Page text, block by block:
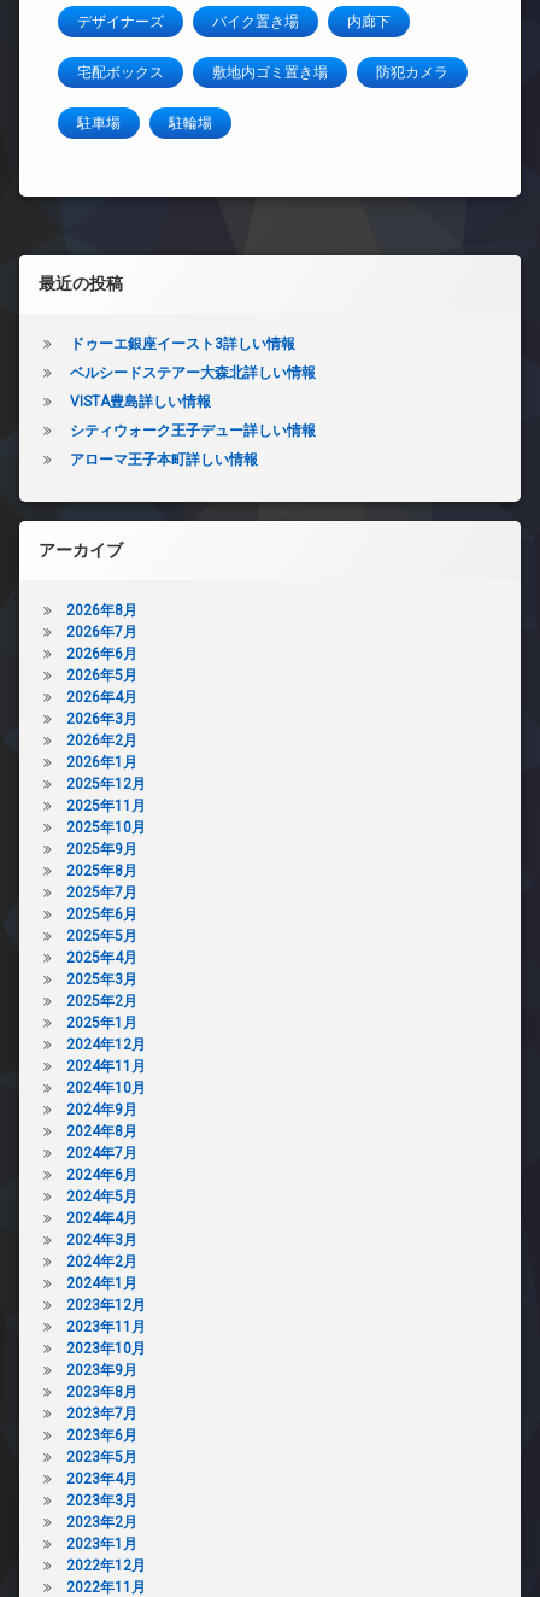
デザイナーズ バイク置き場 内廊下
宅配ボックス 敷地内ゴミ置き場 防犯カメラ
駐車場 駐輪場
左サイドバー
最近の投稿
ドゥーエ銀座イースト3詳しい情報
ベルシードステアー大森北詳しい情報
VISTA豊島詳しい情報
シティウォーク王子デュー詳しい情報
アローマ王子本町詳しい情報
アーカイブ
2026年8月
2026年7月
2026年6月
2026年5月
2026年4月
2026年3月
2026年2月
2026年1月
2025年12月
2025年11月
2025年10月
2025年9月
2025年8月
2025年7月
2025年6月
2025年5月
2025年4月
2025年3月
2025年2月
2025年1月
2024年12月
2024年11月
2024年10月
2024年9月
2024年8月
2024年7月
2024年6月
2024年5月
2024年4月
2024年3月
2024年2月
2024年1月
2023年12月
2023年11月
2023年10月
2023年9月
2023年8月
2023年7月
2023年6月
2023年5月
2023年4月
2023年3月
2023年2月
2023年1月
2022年12月
2022年11月